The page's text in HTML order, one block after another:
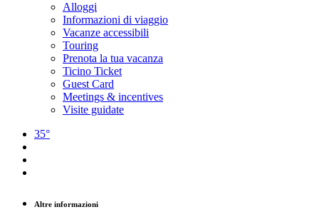
Alloggi
Informazioni di viaggio
Vacanze accessibili
Touring
Prenota la tua vacanza
Ticino Ticket
Guest Card
Meetings & incentives
Visite guidate
35°
Altre informazioni